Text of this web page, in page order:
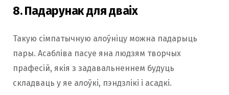
8. Падарунак для дваіх
Такую сімпатычную алоўніцу можна падарыць
пары. Асабліва пасуе яна людзям творчых
прафесій, якія з задавальненнем будуць
складваць у яе алоўкі, пэндзлікі і асадкі.